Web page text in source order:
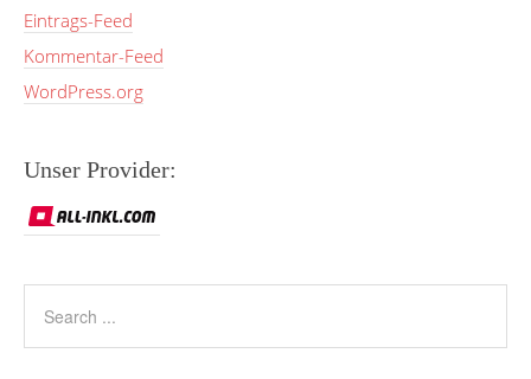
Eintrags-Feed
Kommentar-Feed
WordPress.org
Unser Provider: